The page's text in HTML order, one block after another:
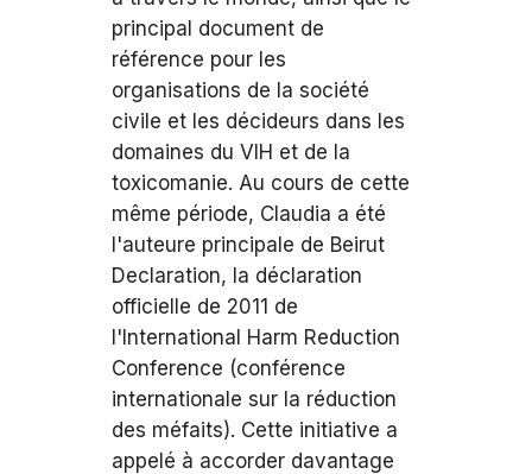
principal document de
référence pour les
organisations de la société
civile et les décideurs dans les
domaines du VIH et de la
toxicomanie. Au cours de cette
même période, Claudia a été
l'auteure principale de Beirut
Declaration, la déclaration
officielle de 2011 de
l'International Harm Reduction
Conference (conférence
internationale sur la réduction
des méfaits). Cette initiative a
appelé à accorder davantage